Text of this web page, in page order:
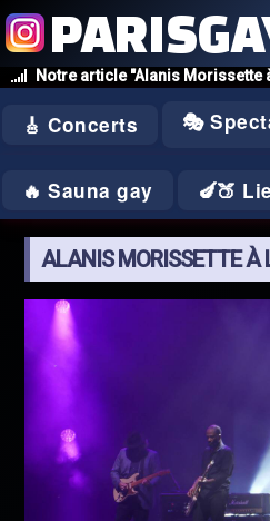
Notre article "Alanis Morissette
🎸 Concerts 🎭
🔥 Sauna gay 🍆🍑
ALANIS MORISSETTE À